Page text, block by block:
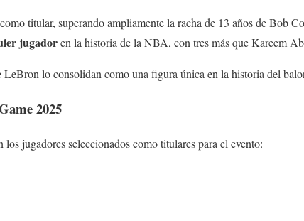
como titular, superando ampliamente la racha de 13 años de Bob
jugadoren la historia de la NBA, con tres más que Kareem
lo consolidan como una figura única en la historia del
2025
los jugadores seleccionados como titulares para el evento: